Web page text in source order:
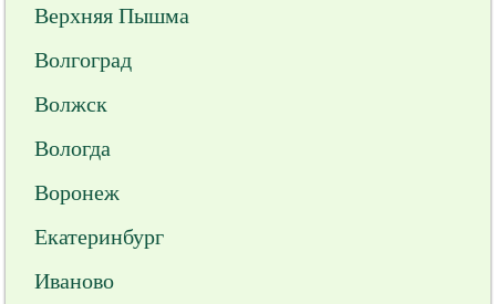
Верхняя Пышма
Волгоград
Волжск
Вологда
Воронеж
Екатеринбург
Иваново